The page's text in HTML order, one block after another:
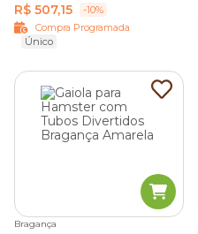
R$ 507,15
-10%
Compra Programada
Único
Bragança